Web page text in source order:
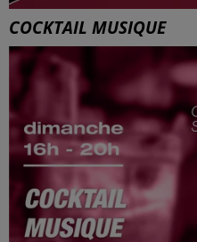
COCKTAIL MUSIQUE